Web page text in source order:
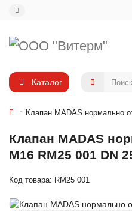
Каталог
Клапан MADAS нормально
Клапан MADAS
M16 RM25 001 DN
Код товара: RM25 001